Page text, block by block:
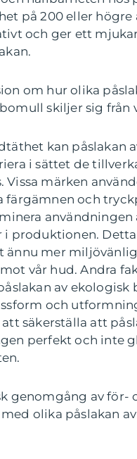
på 200 eller högre
och ger ett
om hur olika
skiljer sig från
kan påslakan
i sättet de
Vissa märken
färgämnen och
användningen
i produktionen.
ännu mer
vår hud. Andra
av ekologisk
och
säkerställa att
perfekt och inte
genomgång av för-
olika påslakan